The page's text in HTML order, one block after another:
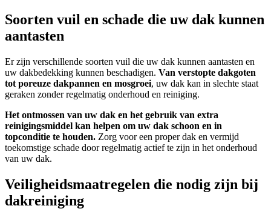
Soorten vuil en schade die uw dak kunnen
aantasten
Er zijn verschillende soorten vuil die uw dak kunnen aantasten en
uw dakbedekking kunnen beschadigen. Van verstopte dakgoten
tot poreuze dakpannen en mosgroei, uw dak kan in slechte staat
geraken zonder regelmatig onderhoud en reiniging.
Het ontmossen van uw dak en het gebruik van extra
reinigingsmiddel kan helpen om uw dak schoon en in
topconditie te houden. Zorg voor een proper dak en vermijd
toekomstige schade door regelmatig actief te zijn in het onderhoud
van uw dak.
Veiligheidsmaatregelen die nodig zijn bij
dakreiniging